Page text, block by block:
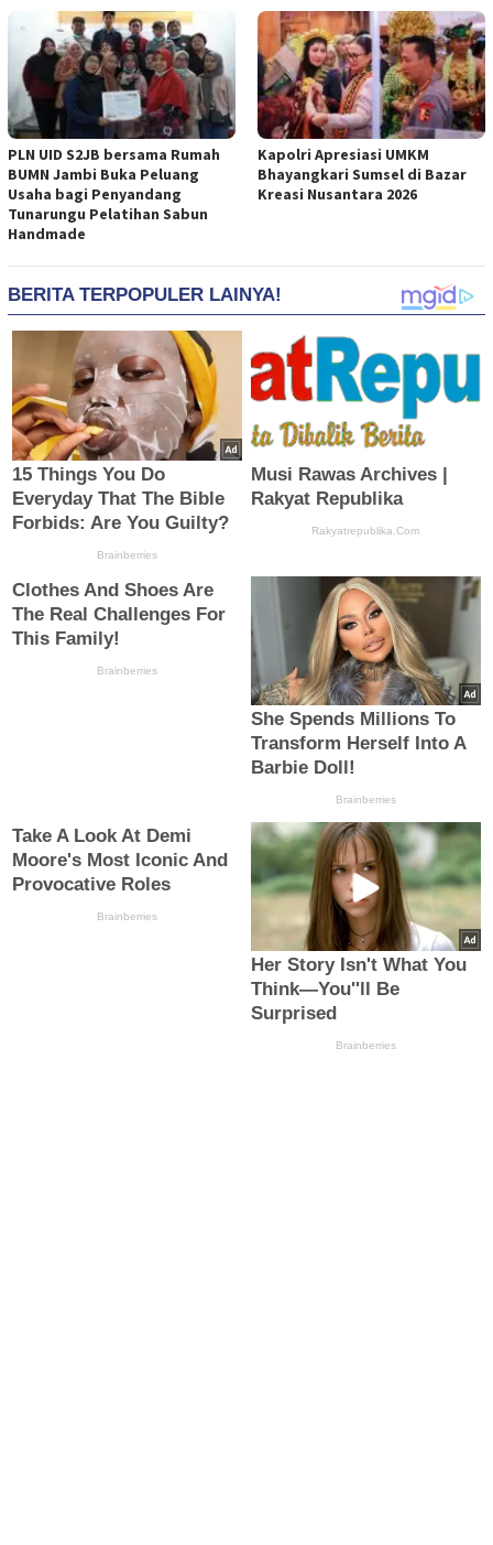
PLN UID S2JB bersama Rumah
BUMN Jambi Buka Peluang
Usaha bagi Penyandang
Tunarungu Pelatihan Sabun
Handmade
Kapolri Apresiasi UMKM
Bhayangkari Sumsel di Bazar
Kreasi Nusantara 2026